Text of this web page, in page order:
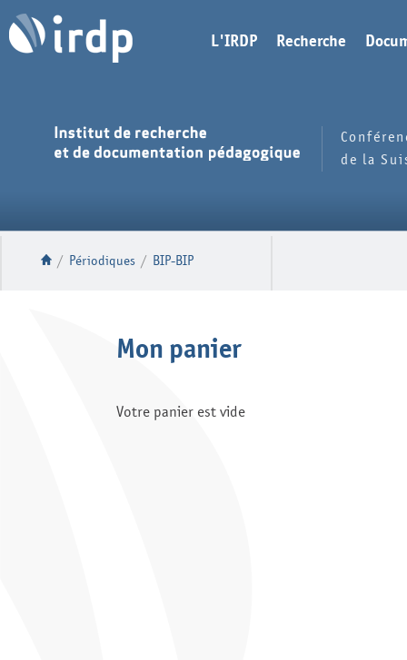
L'IRDP Recherche
de la
/ Périodiques / BIP-BIP
Mon panier
Votre panier est vide